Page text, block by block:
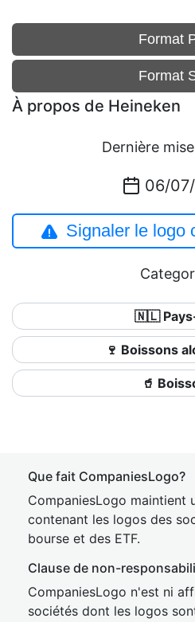
Format
Format
À propos de Heineken
Dernière
06/
Signaler le logo
🇳🇱
🍷 Boissons
🥤
Que fait CompaniesLogo?
CompaniesLogo maintient
contenant les logos des
bourse et des ETF.
Clause de non-
CompaniesLogo n'est ni
sociétés dont les logos